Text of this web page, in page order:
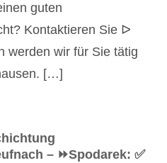
guten
Kontaktieren Sie ᐅ
werden wir für Sie tätig
[…]
– ⏩Spodarek: ✅